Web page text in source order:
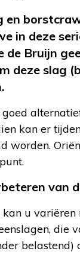
en
in deze
de Bruijn
deze slag
kan er
worden.
van
u variëren
die
belastend)